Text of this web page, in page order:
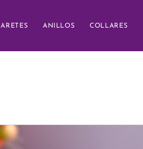
ARETES ANILLOS COLLARES